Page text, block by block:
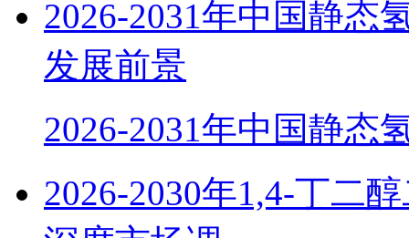
2026-2031年中国静态
发展前景
2026-2031年中国静态
2026-2030年1,4-丁二